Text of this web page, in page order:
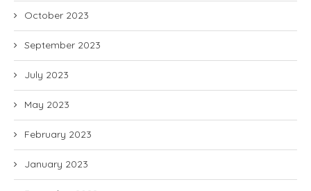
October 2023
September 2023
July 2023
May 2023
February 2023
January 2023